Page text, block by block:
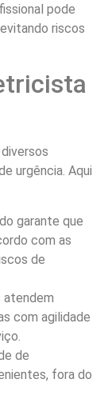
pode
riscos
urgência. Aqui
garante que
com as
de
atendem
com agilidade
de
fora do